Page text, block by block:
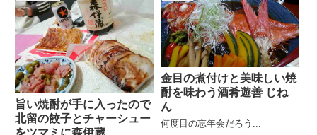
旨い焼酎が手に入ったので
北留の餃子とチャーシュー
をツマミに森伊蔵
金目の煮付けと美味しい焼
酎を味わう酒肴遊善 じね
ん
何度目の忘年会だろう...